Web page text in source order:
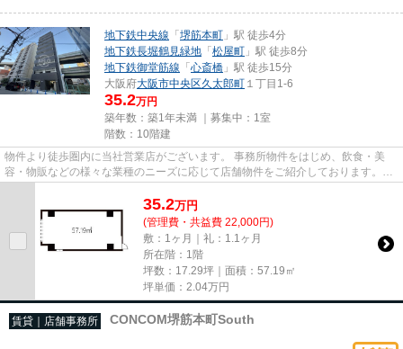
地下鉄中央線 「堺筋本町 」駅 徒歩4分
地下鉄長堀鶴見緑地 「松屋町 」駅 徒歩8分
地下鉄御堂筋線 「心斎橋 」駅 徒歩15分
大阪府大阪市中央区久太郎町 １丁目1-6
35.2万円
築年数：築1年未満 ｜募集中： 1室
階数：10階建
物件より徒歩圏内に当社営業店がございます。 事務所物件をはじめ、飲食・美
容・物販などの様々な業種のニーズに応じて店舗物件をご紹介しております。
尚、弊社ではおとり広告は一切...
35.2万円
(管理費・共益費 22,000円)
敷：1ヶ月｜礼：1.1ヶ月
所在階：1階
坪数：17.29坪｜面積：57.19㎡
坪単価： 2.04万円
賃貸｜店舗事務所 CONCOM堺筋本町South